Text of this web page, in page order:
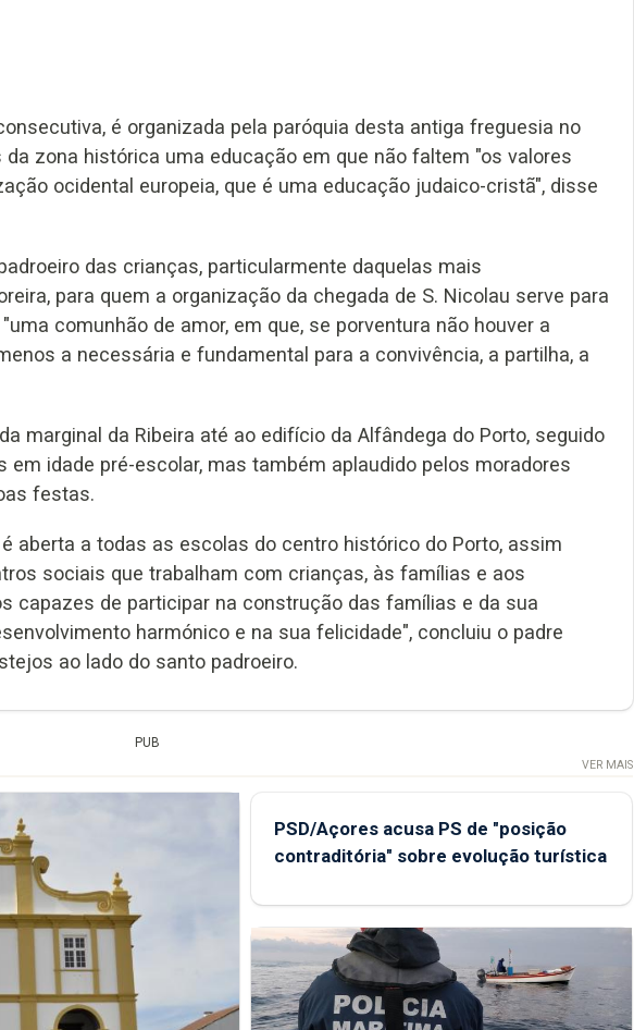
é organizada pela paróquia desta antiga freguesia no
zona histórica uma educação em que não faltem "os valores
ocidental europeia, que é uma educação judaico-cristã", disse
das crianças, particularmente daquelas mais
para quem a organização da chegada de S. Nicolau serve para
comunhão de amor, em que, se porventura não houver a
a necessária e fundamental para a convivência, a partilha, a
marginal da Ribeira até ao edifício da Alfândega do Porto, seguido
idade pré-escolar, mas também aplaudido pelos moradores
festas.
aberta a todas as escolas do centro histórico do Porto, assim
sociais que trabalham com crianças, às famílias e aos
capazes de participar na construção das famílias e da sua
harmónico e na sua felicidade", concluiu o padre
ao lado do santo padroeiro.
PUB
VER MAIS
PSD/Açores acusa PS de "posição
contraditória" sobre evolução turística